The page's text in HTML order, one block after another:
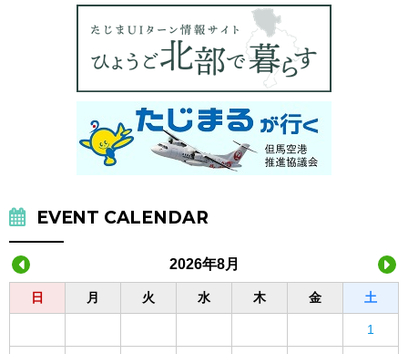
EVENT CALENDAR
2026年8月
日 月 火 水 木 金 土
1